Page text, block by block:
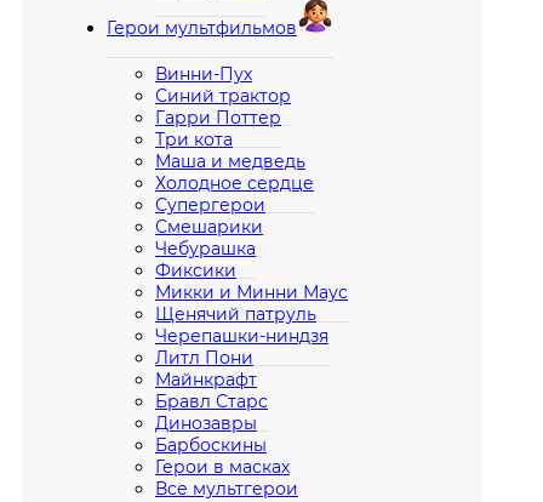
Герои мультфильмов
Винни-Пух
Синий трактор
Гарри Поттер
Три кота
Маша и медведь
Холодное сердце
Супергерои
Смешарики
Чебурашка
Фиксики
Микки и Минни Маус
Щенячий патруль
Черепашки-ниндзя
Литл Пони
Майнкрафт
Бравл Старс
Динозавры
Барбоскины
Герои в масках
Все мультгерои